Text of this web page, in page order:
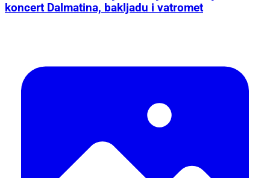
koncert Dalmatina, bakljadu i vatromet